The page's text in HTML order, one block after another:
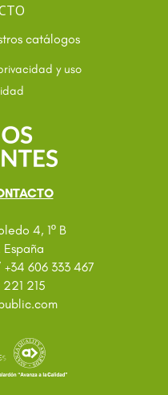
catálogos
y uso
4, 1º B
+34 606 333 467
221 215